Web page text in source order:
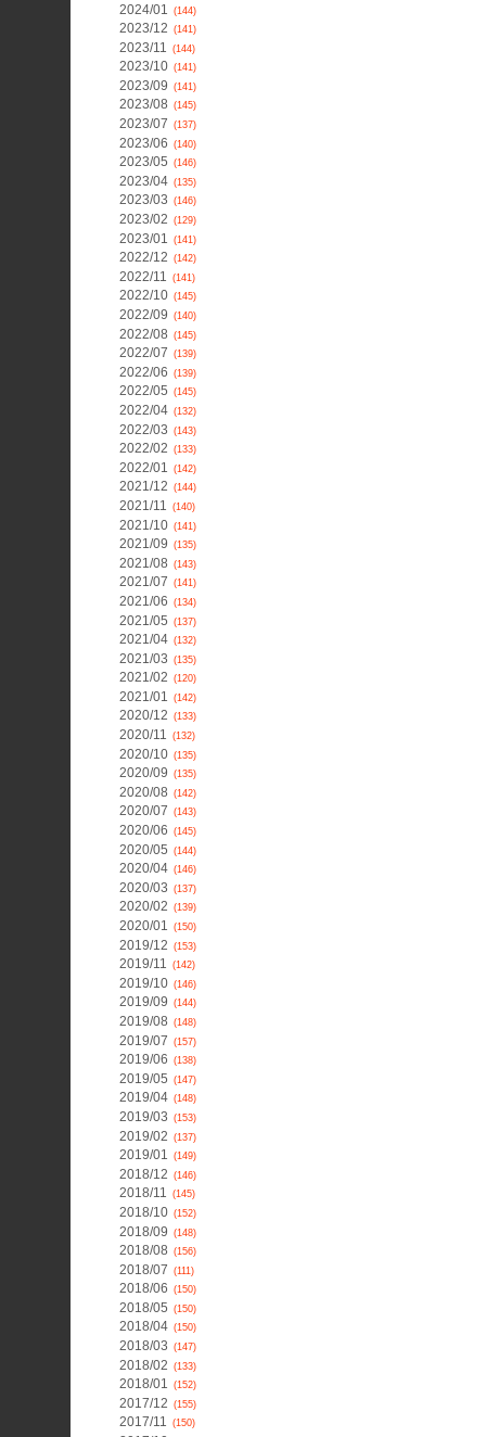
2024/01 (144)
2023/12 (141)
2023/11 (144)
2023/10 (141)
2023/09 (141)
2023/08 (145)
2023/07 (137)
2023/06 (140)
2023/05 (146)
2023/04 (135)
2023/03 (146)
2023/02 (129)
2023/01 (141)
2022/12 (142)
2022/11 (141)
2022/10 (145)
2022/09 (140)
2022/08 (145)
2022/07 (139)
2022/06 (139)
2022/05 (145)
2022/04 (132)
2022/03 (143)
2022/02 (133)
2022/01 (142)
2021/12 (144)
2021/11 (140)
2021/10 (141)
2021/09 (135)
2021/08 (143)
2021/07 (141)
2021/06 (134)
2021/05 (137)
2021/04 (132)
2021/03 (135)
2021/02 (120)
2021/01 (142)
2020/12 (133)
2020/11 (132)
2020/10 (135)
2020/09 (135)
2020/08 (142)
2020/07 (143)
2020/06 (145)
2020/05 (144)
2020/04 (146)
2020/03 (137)
2020/02 (139)
2020/01 (150)
2019/12 (153)
2019/11 (142)
2019/10 (146)
2019/09 (144)
2019/08 (148)
2019/07 (157)
2019/06 (138)
2019/05 (147)
2019/04 (148)
2019/03 (153)
2019/02 (137)
2019/01 (149)
2018/12 (146)
2018/11 (145)
2018/10 (152)
2018/09 (148)
2018/08 (156)
2018/07 (111)
2018/06 (150)
2018/05 (150)
2018/04 (150)
2018/03 (147)
2018/02 (133)
2018/01 (152)
2017/12 (155)
2017/11 (150)